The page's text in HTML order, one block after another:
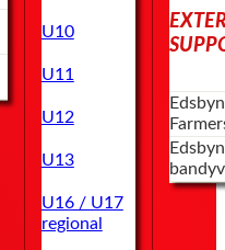
U10
U11
U12
U13
U16 / U17
regional